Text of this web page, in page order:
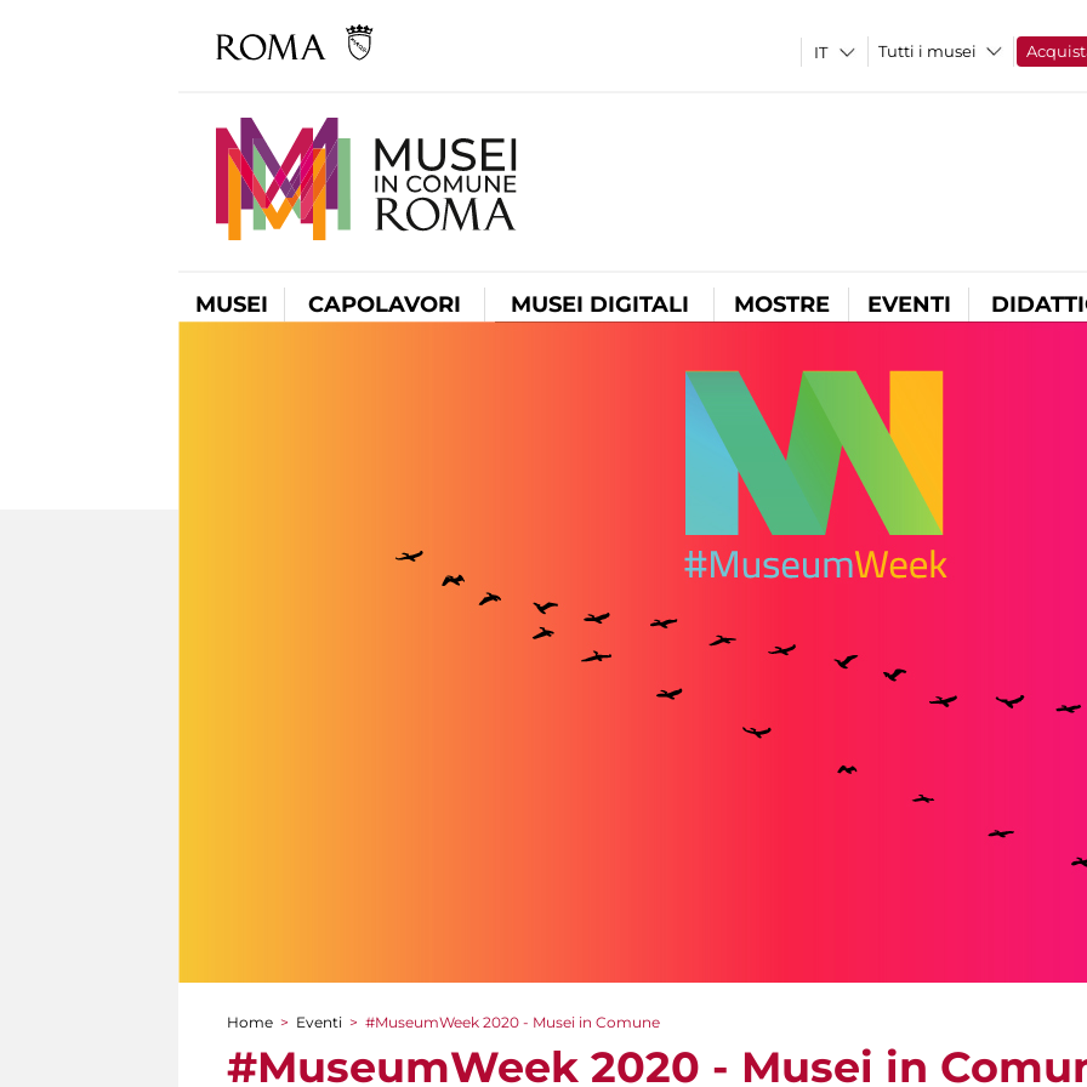
Tutti i musei
MUSEI CAPOLAVORI MUSEI DIGITALI MOSTRE EVENTI
Tu sei qui
Home > Eventi > #MuseumWeek 2020 - Musei in Comune
#MuseumWeek 2020 - Musei in